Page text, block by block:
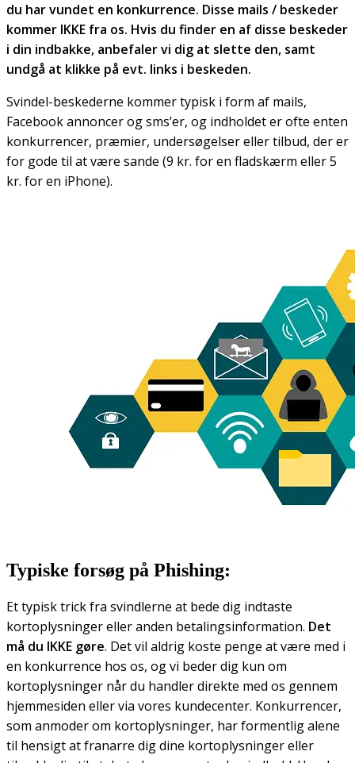
du har vundet en konkurrence. Disse mails / beskeder
kommer IKKE fra os. Hvis du finder en af disse beskeder
i din indbakke, anbefaler vi dig at slette den, samt
undgå at klikke på evt. links i beskeden.
Svindel-beskederne kommer typisk i form af mails,
Facebook annoncer og sms’er, og indholdet er ofte enten
konkurrencer, præmier, undersøgelser eller tilbud, der er
for gode til at være sande (9 kr. for en fladskærm eller 5
kr. for en iPhone).
Typiske forsøg på Phishing:
Et typisk trick fra svindlerne at bede dig indtaste
kortoplysninger eller anden betalingsinformation. Det
må du IKKE gøre. Det vil aldrig koste penge at være med i
en konkurrence hos os, og vi beder dig kun om
kortoplysninger når du handler direkte med os gennem
hjemmesiden eller via vores kundecenter. Konkurrencer,
som anmoder om kortoplysninger, har formentlig alene
til hensigt at franarre dig dine kortoplysninger eller